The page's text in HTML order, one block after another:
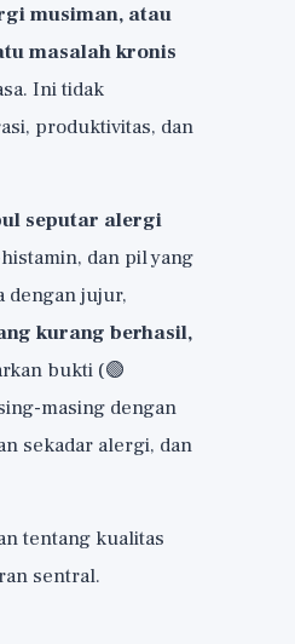
musiman, atau
masalah kronis
Ini tidak
produktivitas, dan
seputar alergi
dan pil yang
dengan jujur,
kurang berhasil,
bukti (🟢
masing dengan
sekadar alergi, dan
tentang kualitas
sentral.